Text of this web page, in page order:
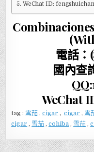
WeChat ID: fengshuichan
電話：
國內查
WeChat
tag : 雪茄 ,cigar ,cigar , 雪
cigar , 雪茄 ,cohiba , 雪茄 ,